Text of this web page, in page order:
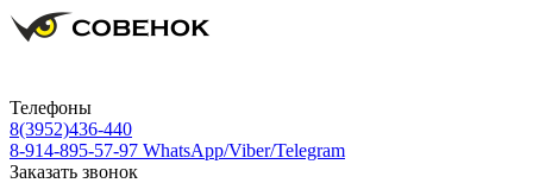
Телефоны
8(3952)436-440
8-914-895-57-97 WhatsApp/Viber/Telegram
Заказать звонок